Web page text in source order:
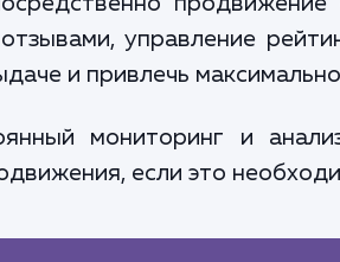
управление
и привлечь
мониторинг и
если это